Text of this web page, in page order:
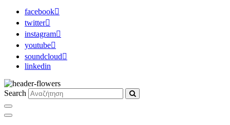
facebook
twitter
instagram
youtube
soundcloud
linkedin
Search